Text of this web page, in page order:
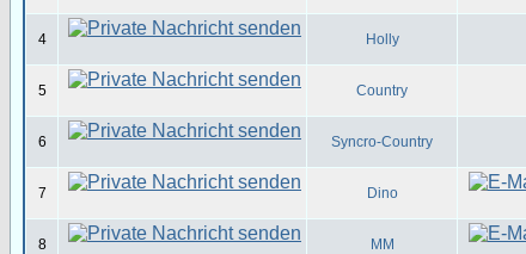
4 Holly
5 Country
6 Syncro-Country
7 Dino
8 MM